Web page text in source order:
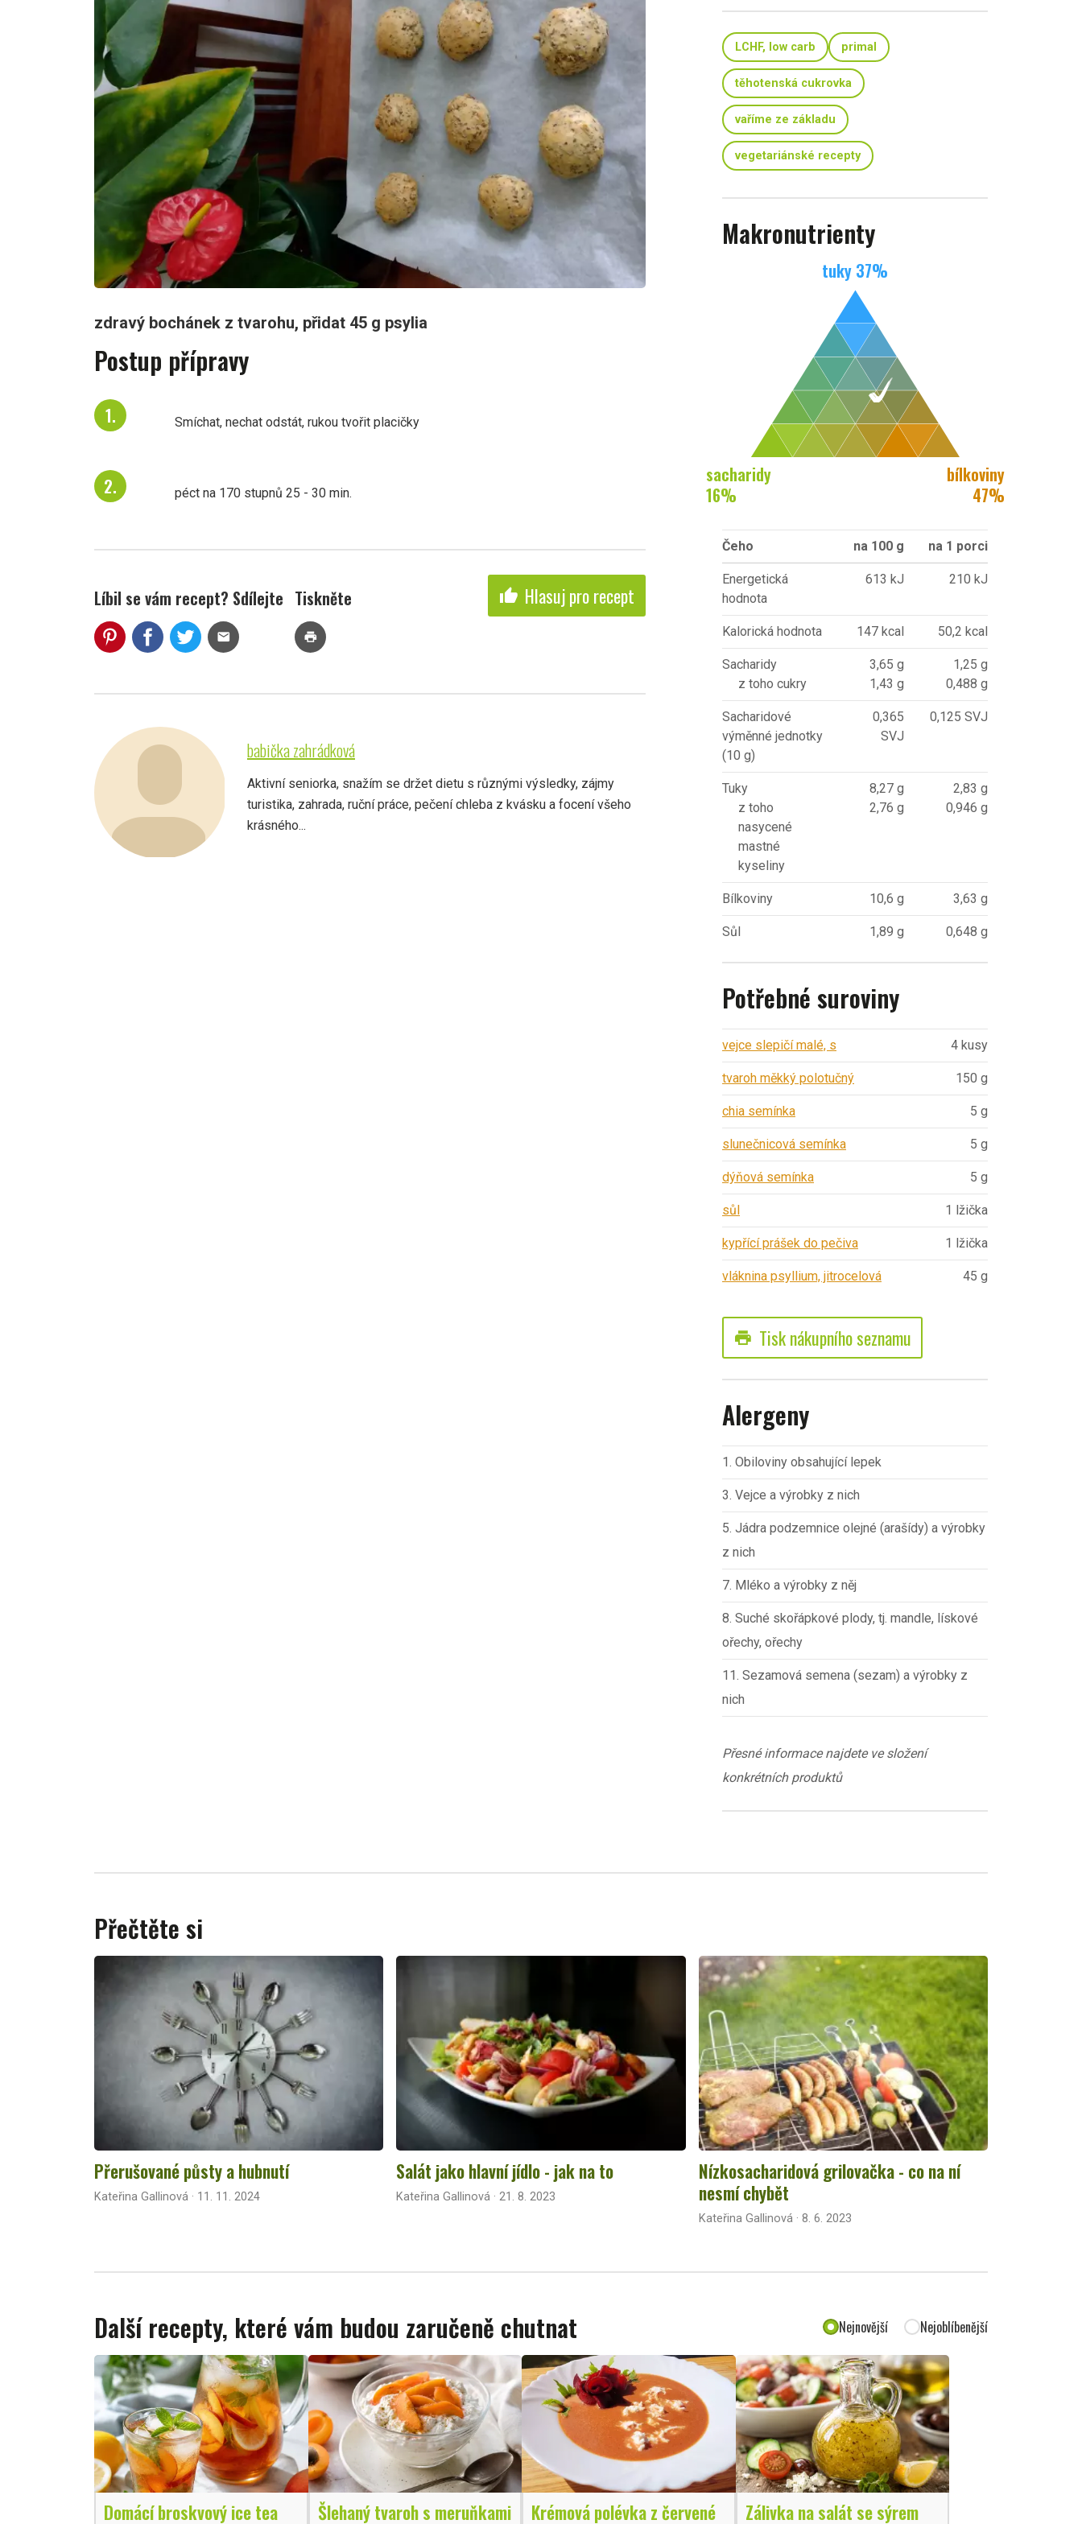
zdravý bochánek z tvarohu, přidat 45 g psylia
Postup přípravy
Smíchat, nechat odstát, rukou tvořit placičky
péct na 170 stupnů 25 - 30 min.
Líbil se vám recept? Sdílejte
mail
Tiskněte
print
thumb_up Hlasuj pro recept
babička zahrádková
Aktivní seniorka, snažím se držet dietu s různými výsledky, zájmy
turistika, zahrada, ruční práce, pečení chleba z kvásku a focení všeho
krásného...
LCHF, low carb primal
těhotenská cukrovka
vaříme ze základu
vegetariánské recepty
Makronutrienty
tuky 37%
sacharidy
16%
bílkoviny
47%
Čeho na 100 g na 1 porci
Energetická
hodnota
613 kJ 210 kJ
Kalorická hodnota 147 kcal 50,2 kcal
Sacharidy
z toho cukry
3,65 g
1,43 g
1,25 g
0,488 g
Sacharidové
výměnné jednotky
(10 g)
0,365
SVJ
0,125 SVJ
Tuky
z toho
nasycené
mastné
kyseliny
8,27 g
2,76 g
2,83 g
0,946 g
Bílkoviny 10,6 g 3,63 g
Sůl 1,89 g 0,648 g
Potřebné suroviny
vejce slepičí malé, s 4 kusy
tvaroh měkký polotučný 150 g
chia semínka 5 g
slunečnicová semínka 5 g
dýňová semínka 5 g
sůl 1 lžička
kypřící prášek do pečiva 1 lžička
vláknina psyllium, jitrocelová 45 g
print Tisk nákupního seznamu
Alergeny
1. Obiloviny obsahující lepek
3. Vejce a výrobky z nich
5. Jádra podzemnice olejné (arašídy) a výrobky
z nich
7. Mléko a výrobky z něj
8. Suché skořápkové plody, tj. mandle, lískové
ořechy, ořechy
11. Sezamová semena (sezam) a výrobky z
nich
Přesné informace najdete ve složení
konkrétních produktů
Přečtěte si
Přerušované půsty a hubnutí
Kateřina Gallinová · 11. 11. 2024
Salát jako hlavní jídlo - jak na to
Kateřina Gallinová · 21. 8. 2023
Nízkosacharidová grilovačka - co na ní
nesmí chybět
Kateřina Gallinová · 8. 6. 2023
Další recepty, které vám budou zaručeně chutnat Nejnovější Nejoblíbenější
Domácí broskvový ice tea
Šlehaný tvaroh s meruňkami
Krémová polévka z červené
Zálivka na salát se sýrem